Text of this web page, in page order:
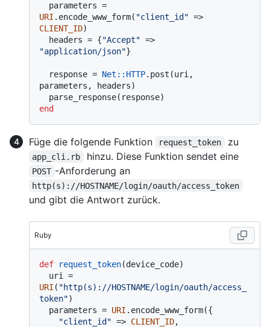
URI .encode_www_form( "client_id"
CLIENT_ID)
  headers = {
"Accept"
"application/json"}
  response =
Net : :HTTP.post(uri,
parameters, headers)
end
Füge die folgende Funktion request_token zu
app_cli.rb hinzu. Diese Funktion sendet eine
POST -Anforderung an
http(s)://HOSTNAME/login/oauth/access_token
und gibt die Antwort zurück.
Ruby
def request_token(device_code)
URI ( "http(s)://HOSTNAME/login/oauth/access_
token")
  parameters =
URI .encode_www_form({
"client_id" => CLIENT_ID,